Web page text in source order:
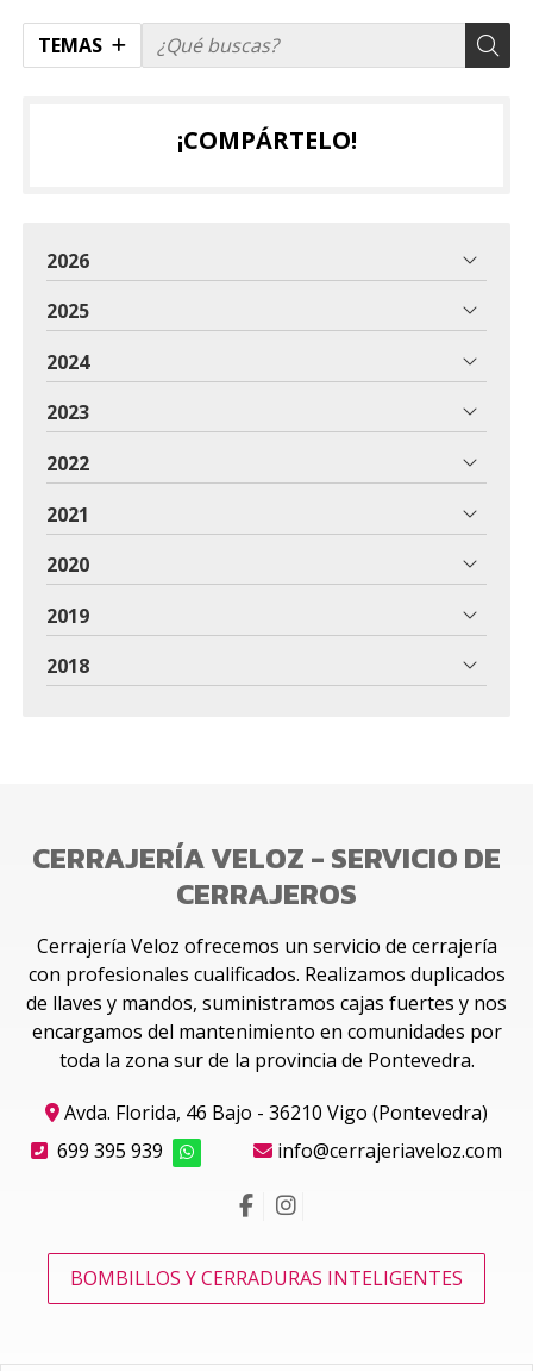
TEMAS
¡COMPÁRTELO!
2026
2025
2024
2023
2022
2021
2020
2019
2018
CERRAJERÍA VELOZ - SERVICIO DE
CERRAJEROS
Cerrajería Veloz ofrecemos un servicio de cerrajería
con profesionales cualificados. Realizamos duplicados
de llaves y mandos, suministramos cajas fuertes y nos
encargamos del mantenimiento en comunidades por
toda la zona sur de la provincia de Pontevedra.
Avda. Florida, 46 Bajo - 36210 Vigo (Pontevedra)
699 395 939
info@cerrajeriaveloz.com
BOMBILLOS Y CERRADURAS INTELIGENTES